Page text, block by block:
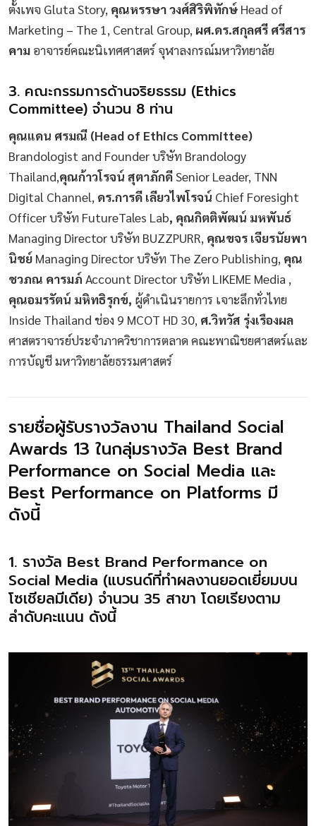
ตั้งเพจ Gluta Story, คุณหรรษา วงศ์สิริพิทักษ์ Head of
Marketing – The 1, Central Group, ผศ.ดร.สกุลศรี ศรีสาร
คามอาจารย์คณะนิเทศศาสตร์ จุฬาลงกรณ์มหาวิทยาลัย
3. คณะกรรมการด้านจริยธรรม (Ethics
Committee) จำนวน 8 ท่าน
คุณแดน ศรมณี (Head of Ethics Committee)
Brandologist and Founder บริษัท Brandology
Thailand,คุณก้าวโรจน์ สุตาภักดีSenior Leader, TNN
Digital Channel, ดร.การดี เลียวไพโรจน์ Chief Foresight
Officer บริษัท FutureTales Lab, คุณกิตติพัฒน์ มหพันธ์
Managing Director บริษัท BUZZPURR, คุณขจร เจียรนัยพา
นิชย์ Managing Director บริษัท The Zero Publishing, คุณ
ชวภณ คารมภ์ Account Director บริษัท LIKEME Media ,
คุณอมรรัตน์ มหิทธิรุกข์, ผู้ดำเนินรายการ เจาะลึกทั่วไทย
Inside Thailand ช่อง 9 MCOT HD 30, ศ.วิทวัส รุ่งเรืองผล
ศาสตราจารย์ประจำภาควิชาการตลาด คณะพาณิชยศาสตร์และ
การบัญชี มหาวิทยาลัยธรรมศาสตร์
รายชื่อผู้รับรางวัลงาน Thailand Social
Awards 13 ในกลุ่มรางวัล Best Brand
Performance on Social Media และ
Best Performance on Platforms มี
ดังนี้
1. รางวัล Best Brand Performance on
Social Media (แบรนด์ที่ทำผลงานยอดเยี่ยมบน
โซเชียลมีเดีย) จำนวน 35 สาขา โดยเรียงตาม
ลำดับคะแนน ดังนี้